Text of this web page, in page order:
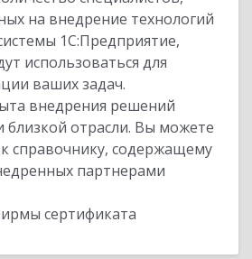
на внедрение технологий
1С:Предприятие,
использоваться для
ваших задач.
внедрения решений
близкой отрасли. Вы можете
справочнику, содержащему
партнерами
сертификата